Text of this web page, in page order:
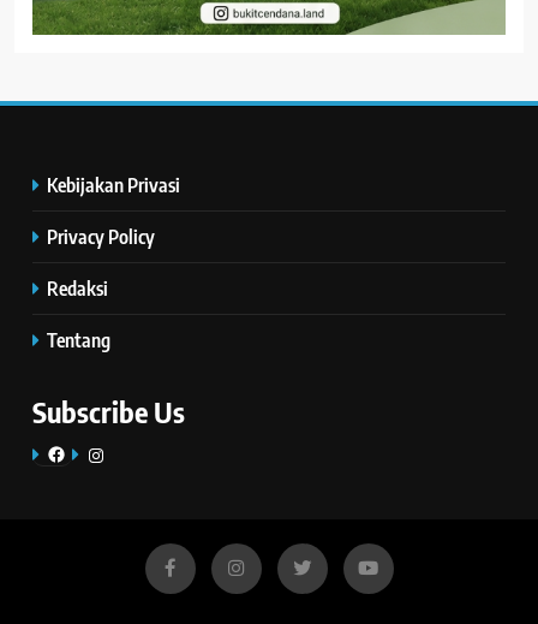
Kebijakan Privasi
Privacy Policy
Redaksi
Tentang
Subscribe Us
FacebookInstagram